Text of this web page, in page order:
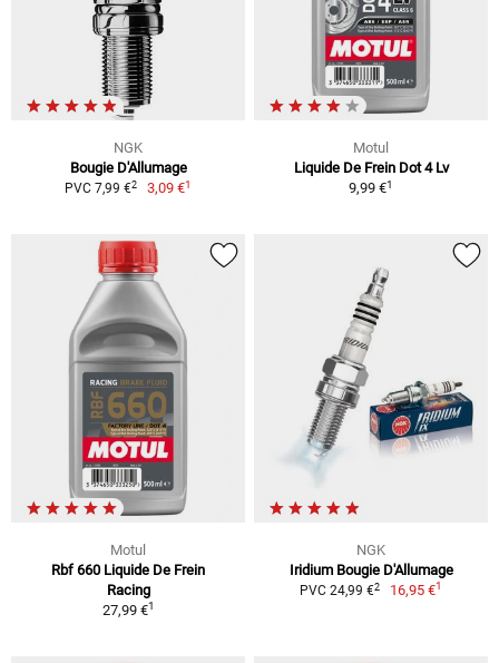
NGK
Bougie D'Allumage
PVC 7,99 €2 3,09 €1
Motul
Liquide De Frein Dot 4 Lv
9,99 €1
Motul
Rbf 660 Liquide De Frein
Racing
27,99 €1
NGK
Iridium Bougie D'Allumage
PVC 24,99 €2 16,95 €1